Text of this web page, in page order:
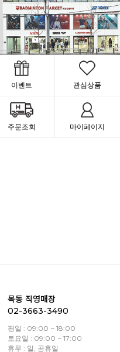
이벤트 관심상품
주문조회 마이페이지
목동 직영매장
02-3663-3490
평일 : 09:00 ~ 18:00
토요일 : 09:00 ~ 17:00
휴무 : 일, 공휴일